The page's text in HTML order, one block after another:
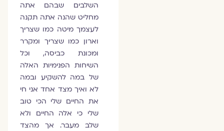
השלבים שבהם אתה
מחליט שהנה אתה תקנה
לעצמך מיטה כמו שצריך
וארון כמו שצריך ומקרר
ומכונת כביסה, וכל
השיחות הפנימיות האלה
של במה להשקיע ובמה
לא ואיך מצד אחד אני חי
את החיים שלי הכי טוב
שלי כי אלה החיים ולא
שלב מעבר. אך מהצד